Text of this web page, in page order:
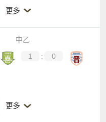
更多
中乙
1 :
0
更多